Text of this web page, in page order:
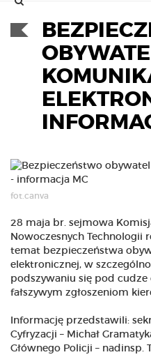
fot.canva
28 maja br. sejmowa
Nowoczesnych Technologii
temat bezpieczeństwa
elektronicznej, w
podszywaniu się pod
fałszywym zgłoszeniom
Informację przedstawili:
Cyfryzacji – Michał
Głównego Policji – nadinsp.